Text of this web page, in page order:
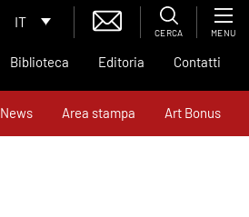
IT
CERCA MENU
Biblioteca Editoria Contatti
News Area stampa Art Bonus